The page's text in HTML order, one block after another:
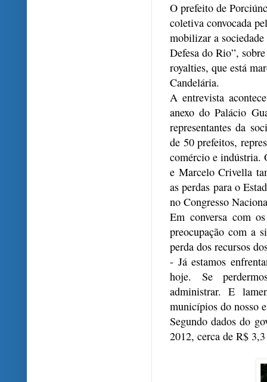
O prefeito de
coletiva convocada
mobilizar a
Defesa do Rio”,
royalties, que está
Candelária.
A entrevista
anexo do Palácio
representantes da
de 50 prefeitos,
comércio e indústria.
e Marcelo Crivella
as perdas para o
no Congresso
Em conversa com
preocupação com a
perda dos recursos
- Já estamos
hoje. Se
administrar. E
municípios do nosso
Segundo dados do
2012, cerca de R$